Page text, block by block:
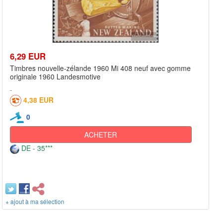
6,29 EUR
Timbres nouvelle-zélande 1960 Mi 408 neuf avec gomme
originale 1960 Landesmotive
4,38 EUR
0
ACHETER
DE - 35***
+ ajout à ma sélection